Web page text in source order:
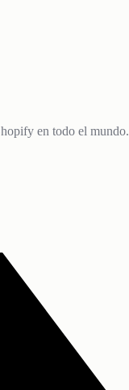
en todo el mundo.